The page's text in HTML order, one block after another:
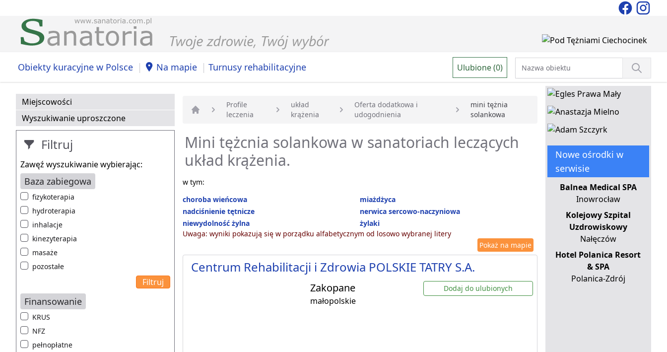
Obiekty kuracyjne w Polsce | Na mapie | Turnusy rehabilitacyjne Ulubione (0)
Miejscowości
Wyszukiwanie uproszczone
Filtruj
Zawęź wyszukiwanie wybierając:
Baza zabiegowa
fizykoterapia
hydroterapia
inhalacje
kinezyterapia
masaże
pozostałe
Finansowanie
KRUS
NFZ
pełnopłatne
Strona główna
Profile
leczenia
układ
krążenia
Oferta dodatkowa i
udogodnienia
mini tężnia
solankowa
Mini tężcnia solankowa w sanatoriach leczących
układ krążenia.
w tym:
choroba wieńcowa
miażdżyca
nadciśnienie tętnicze
nerwica sercowo-naczyniowa
niewydolność żylna
żylaki
Uwaga: wyniki pokazują się w porządku alfabetycznym od losowo wybranej litery
Pokaż na mapie
Centrum Rehabilitacji i Zdrowia POLSKIE TATRY S.A.
Zakopane
małopolskie
Dodaj do ulubionych
Nowe ośrodki w
serwisie
Balnea Medical SPA
Inowrocław
Kolejowy Szpital
Uzdrowiskowy
Nałęczów
Hotel Polanica Resort
& SPA
Polanica-Zdrój